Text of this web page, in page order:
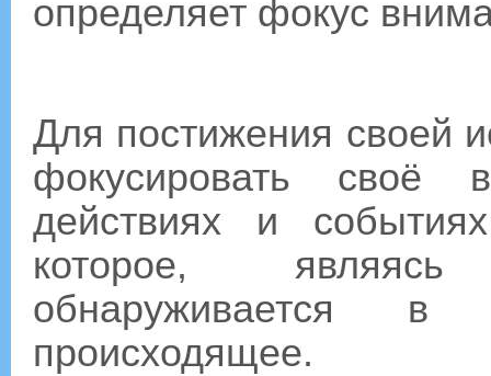
определяет фокус
Для постижения своей
фокусировать
действиях и
которое,
обнаруживается
происходящее.